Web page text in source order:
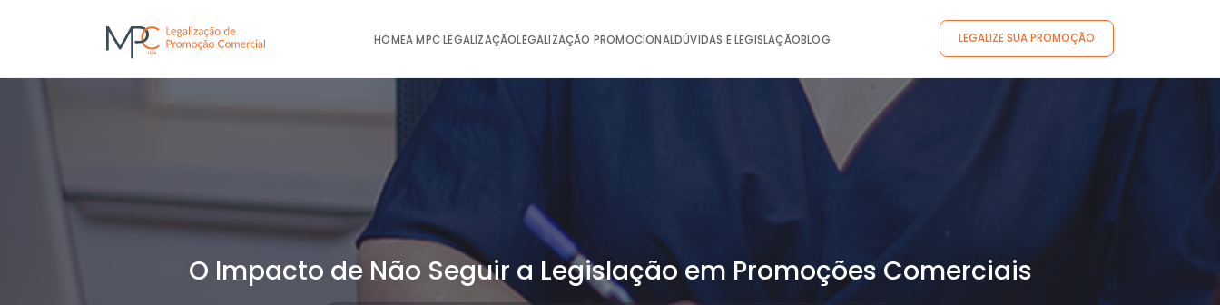
HOMEA MPC LEGALIZAÇÃOLEGALIZAÇÃO PROMOCIONALDÚVIDAS E LEGISLAÇÃOBLOG LEGALIZE SUA PROMOÇÃO
O Impacto de Não Seguir a Legislação em Promoções Comerciais